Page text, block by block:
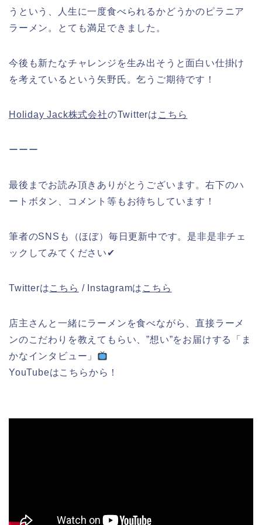
うという、人生に一度食べられるかどうかのピラニア
ラーメン。とても満足できました。
今後も新たなチャレンジを生み出そうと面白い仕掛け
を考えているという矢野氏。乞うご期待です！
Holiday Jack株式会社のTwitterは こちら
ーーー
最後までお読み頂きありがとうございます。右下のハ
ートボタン、コメント等もお待ちしています！
筆者のSNSも（ほぼ）毎日更新中です。是非是非チェ
ックしてみてください✔︎
Twitterはこちら / Instagramは こちら
店主さんと一緒にラーメンを食べながら、直接ラーメ
ンのこだわりを教えてもらい、”想い”をお届けする「ま
かなインタビュー」
YouTubeはこちらから！